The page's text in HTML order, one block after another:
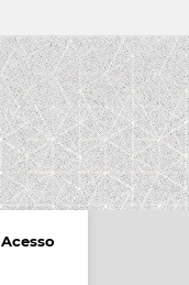
Acesso